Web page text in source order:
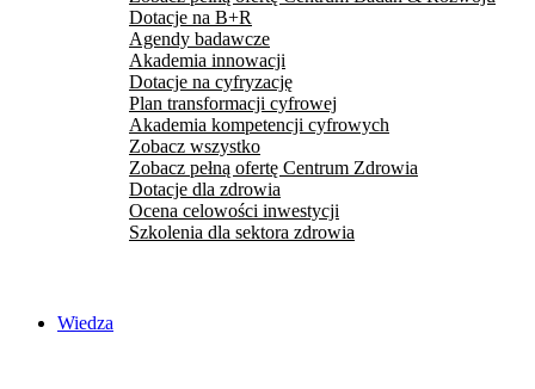
Dotacje na B+R
Agendy badawcze
Akademia innowacji
Dotacje na cyfryzację
Plan transformacji cyfrowej
Akademia kompetencji cyfrowych
Zobacz wszystko
Zobacz pełną ofertę Centrum Zdrowia
Dotacje dla zdrowia
Ocena celowości inwestycji
Szkolenia dla sektora zdrowia
Wiedza